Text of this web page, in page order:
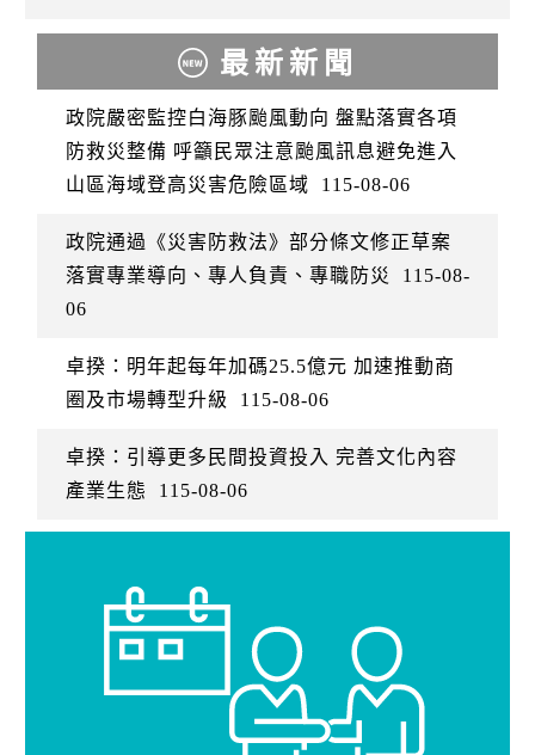
最新新聞
政院嚴密監控白海豚颱風動向 盤點落實各項
防救災整備 呼籲民眾注意颱風訊息避免進入
山區海域登高災害危險區域
115-08-06
政院通過《災害防救法》部分條文修正草案
落實專業導向、專人負責、專職防災
115-08-
06
卓揆：明年起每年加碼25.5億元 加速推動商
圈及市場轉型升級
115-08-06
卓揆：引導更多民間投資投入 完善文化內容
產業生態
115-08-06